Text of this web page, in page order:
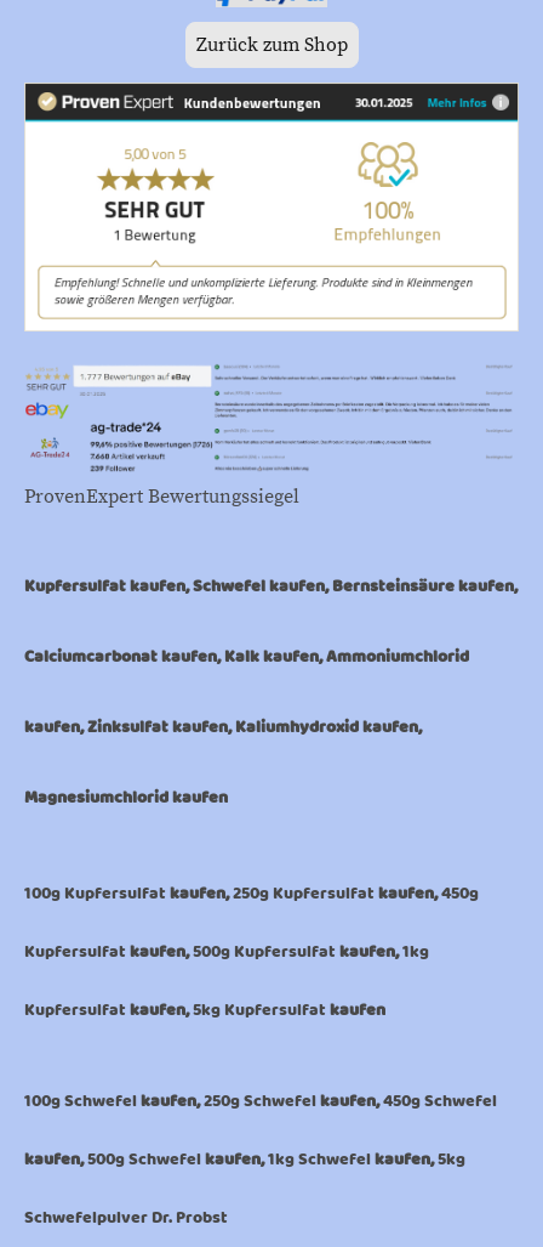
Zurück zum Shop
ProvenExpert Bewertungssiegel
Kupfersulfat kaufen, Schwefel kaufen, Bernsteinsäure kaufen,
Calciumcarbonat kaufen, Kalk kaufen, Ammoniumchlorid
kaufen, Zinksulfat kaufen, Kaliumhydroxid kaufen,
Magnesiumchlorid kaufen
100g Kupfersulfat kaufen,250g Kupfersulfat kaufen,450g
Kupfersulfat kaufen,500g Kupfersulfat kaufen,1kg
Kupfersulfat kaufen,5kg Kupfersulfat kaufen
100g Schwefelkaufen,250g Schwefelkaufen,450g Schwefel
kaufen,500g Schwefelkaufen,1kg Schwefelkaufen,5kg
Schwefelpulver Dr. Probst